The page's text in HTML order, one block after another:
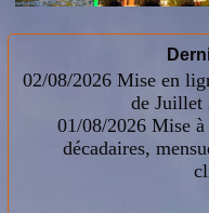
02/08/2026 Mise en
de Juillet
01/08/2026 Mise à
décadaires,